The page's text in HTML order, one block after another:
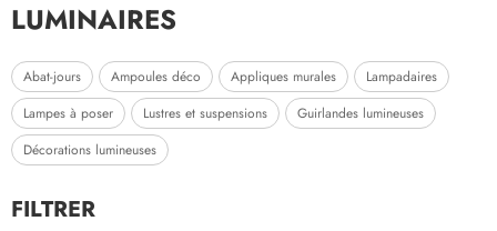
LUMINAIRES
Abat-jours Ampoules déco Appliques murales Lampadaires
Lampes à poser Lustres et suspensions Guirlandes lumineuses
Décorations lumineuses
FILTRER